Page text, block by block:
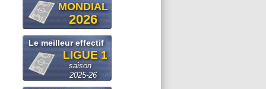
MONDIAL
2026
Le meilleur effectif
LIGUE 1
saison
2025-26